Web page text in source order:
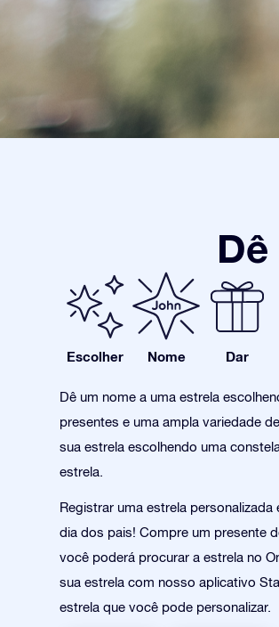
Escolher Nome Dar
Dê um nome a uma estrela
presentes e uma ampla variedade
sua estrela escolhendo uma
estrela.
Registrar uma estrela
dia dos pais! Compre um presente
você poderá procurar a estrela no
sua estrela com nosso aplicativo
estrela que você pode personalizar.